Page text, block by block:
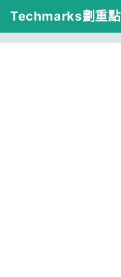
跳
主
Techmarks劃重點